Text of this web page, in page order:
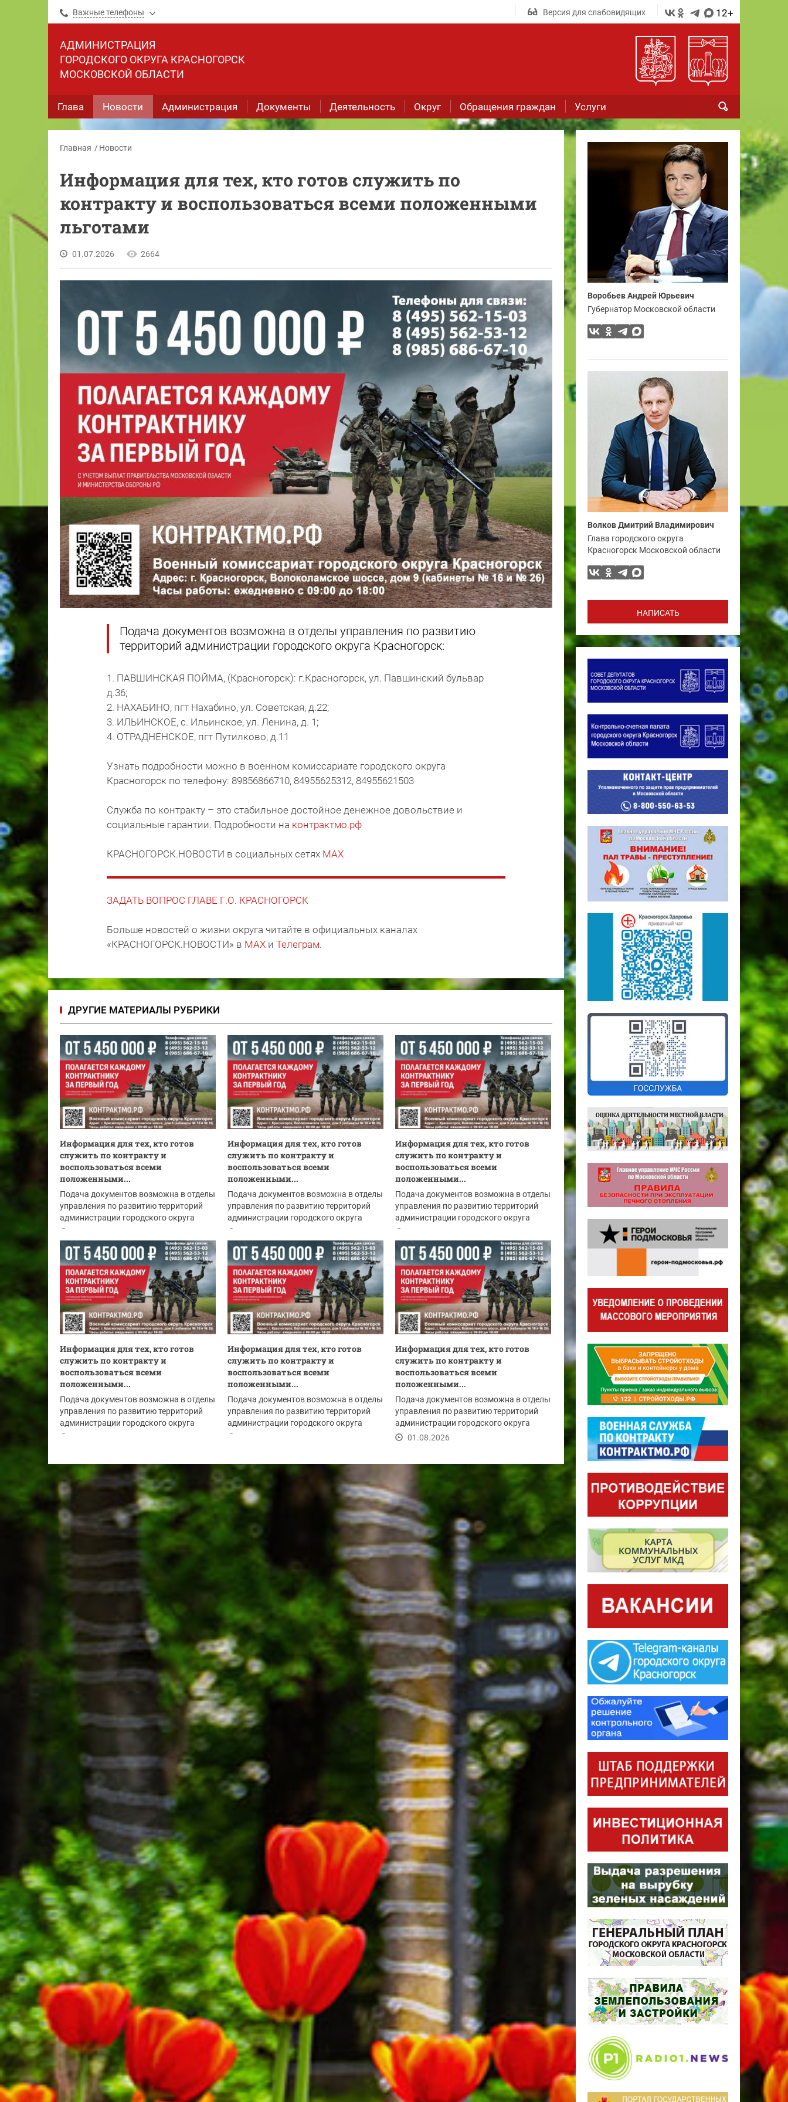
Важные телефоны Версия для слабовидящих 12+
АДМИНИСТРАЦИЯ
ГОРОДСКОГО ОКРУГА КРАСНОГОРСК
МОСКОВСКОЙ ОБЛАСТИ
Глава Новости Администрация Документы Деятельность Округ Обращения граждан Услуги
Главная Новости
Информация для тех, кто готов служить по
контракту и воспользоваться всеми положенными
льготами
01.07.2026 2664
Подача документов возможна в отделы управления по развитию
территорий администрации городского округа Красногорск:
1. ПАВШИНСКАЯ ПОЙМА, (Красногорск): г.Красногорск, ул. Павшинский бульвар
д.36;
2. НАХАБИНО, пгт Нахабино, ул. Советская, д.22;
3. ИЛЬИНСКОЕ, с. Ильинское, ул. Ленина, д. 1;
4. ОТРАДНЕНСКОЕ, пгт Путилково, д.11
Узнать подробности можно в военном комиссариате городского округа
Красногорск по телефону: 89856866710, 84955625312, 84955621503
Служба по контракту – это стабильное достойное денежное довольствие и
социальные гарантии. Подробности на контрактмо.рф
КРАСНОГОРСК.НОВОСТИ в социальных сетях MAX
ЗАДАТЬ ВОПРОС ГЛАВЕ Г.О. КРАСНОГОРСК
Больше новостей о жизни округа читайте в официальных каналах
«КРАСНОГОРСК.НОВОСТИ» в MAX и Телеграм.
ДРУГИЕ МАТЕРИАЛЫ РУБРИКИ
Информация для тех, кто готов
служить по контракту и
воспользоваться всеми
положенными...
Подача документов возможна в отделы
управления по развитию территорий
администрации городского округа
Красногорск:
Информация для тех, кто готов
служить по контракту и
воспользоваться всеми
положенными...
Подача документов возможна в отделы
управления по развитию территорий
администрации городского округа
Красногорск:
Информация для тех, кто готов
служить по контракту и
воспользоваться всеми
положенными...
Подача документов возможна в отделы
управления по развитию территорий
администрации городского округа
Красногорск:
Информация для тех, кто готов
служить по контракту и
воспользоваться всеми
положенными...
Подача документов возможна в отделы
управления по развитию территорий
администрации городского округа
Красногорск:
Информация для тех, кто готов
служить по контракту и
воспользоваться всеми
положенными...
Подача документов возможна в отделы
управления по развитию территорий
администрации городского округа
Красногорск:
Информация для тех, кто готов
служить по контракту и
воспользоваться всеми
положенными...
Подача документов возможна в отделы
управления по развитию территорий
администрации городского округа
Красногорск:
01.08.2026
Воробьев Андрей Юрьевич
Губернатор Московской области
Волков Дмитрий Владимирович
Глава городского округа
Красногорск Московской области
НАПИСАТЬ